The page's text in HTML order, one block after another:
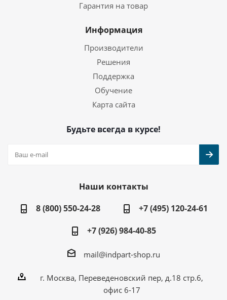
Гарантия на товар
Информация
Производители
Решения
Поддержка
Обучение
Карта сайта
Будьте всегда в курсе!
Наши контакты
8 (800) 550-24-28
+7 (495) 120-24-61
+7 (926) 984-40-85
mail@indpart-shop.ru
г. Москва, Переведеновский пер, д.18 стр.6,
офис 6-17